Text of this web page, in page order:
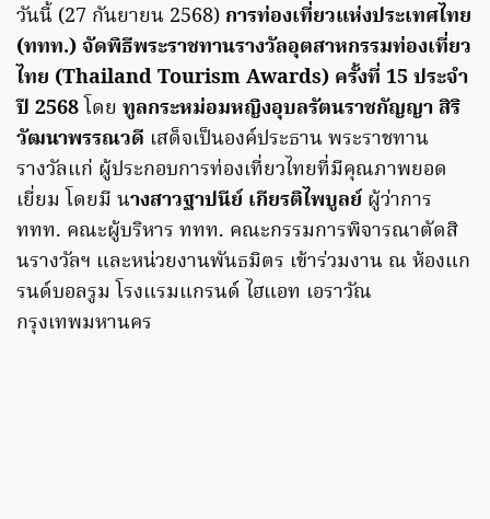
วันนี้ (27 กันยายน 2568) การท่องเที่ยวแห่งประเทศไทย
(ททท.) จัดพิธีพระราชทานรางวัลอุตสาหกรรมท่องเที่ยว
ไทย (Thailand Tourism Awards) ครั้งที่ 15 ประจำ
ปี 2568 โดย ทูลกระหม่อมหญิงอุบลรัตนราชกัญญา สิริ
วัฒนาพรรณวดี เสด็จเป็นองค์ประธาน พระราชทาน
รางวัลแก่ ผู้ประกอบการท่องเที่ยวไทยที่มีคุณภาพยอด
เยี่ยม โดยมี นางสาวฐาปนีย์ เกียรติไพบูลย์ ผู้ว่าการ
ททท. คณะผู้บริหาร ททท. คณะกรรมการพิจารณาตัดสิ
นรางวัลฯ และหน่วยงานพันธมิตร เข้าร่วมงาน ณ ห้องแก
รนด์บอลรูม โรงแรมแกรนด์ ไฮแอท เอราวัณ
กรุงเทพมหานคร